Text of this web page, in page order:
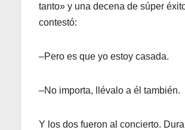
tanto» y una decena de súper
contestó:
–Pero es que yo estoy casada.
–No importa, llévalo a él también.
Y los dos fueron al concierto.